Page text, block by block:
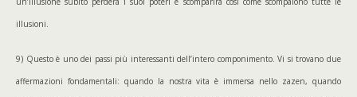
illusioni.
9) Questo è uno dei passi più interessanti dell’intero componimento. Vi si trovano due
affermazioni fondamentali: quando la nostra vita è immersa nello zazen, quando